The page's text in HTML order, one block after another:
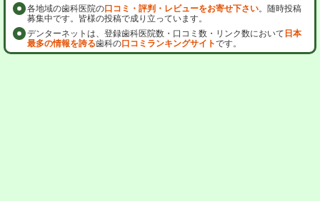
各地域の歯科医院の口コミ・評判・レビューをお寄せ下さい。随時投稿
募集中です。皆様の投稿で成り立っています。
デンターネットは、登録歯科医院数・口コミ数・リンク数において 日本
最多の情報を誇る歯科の口コミランキングサイトです。